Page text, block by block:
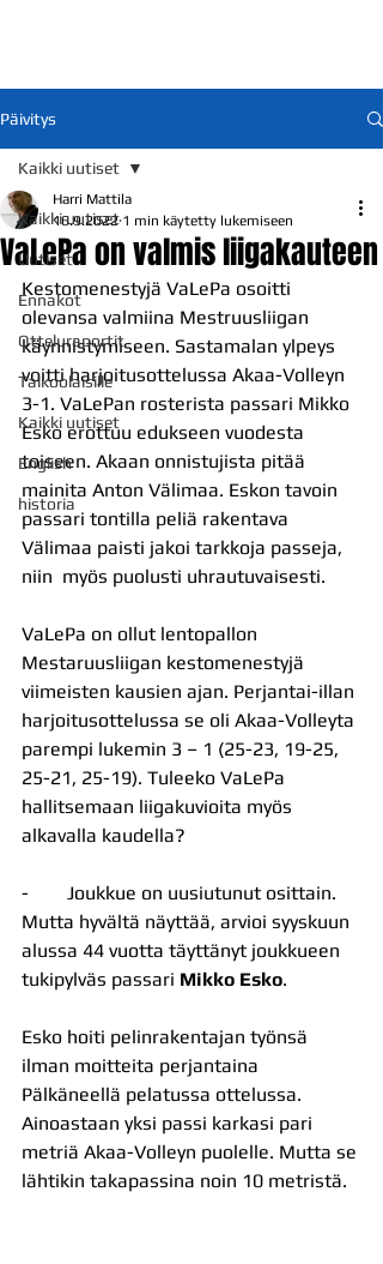
Päivitys
Kaikki uutiset
Uutiset
Ennakot
Otteluraportit
Talkoolaisille
Kaikki uutiset
English
historia
Kaikki uutiset
VaLePa on valmis liigakauteen
Harri Mattila
16.9.2022 1 min käytetty lukemiseen
Kestomenestyjä VaLePa osoitti
olevansa valmiina Mestruusliigan
käynnistymiseen. Sastamalan ylpeys
voitti harjoitusottelussa Akaa-Volleyn
3-1. VaLePan rosterista passari Mikko
Esko erottuu edukseen vuodesta
toiseen. Akaan onnistujista pitää
mainita Anton Välimaa. Eskon tavoin
passari tontilla peliä rakentava
Välimaa paisti jakoi tarkkoja passeja,
niin  myös puolusti uhrautuvaisesti.
VaLePa on ollut lentopallon
Mestaruusliigan kestomenestyjä
viimeisten kausien ajan. Perjantai-illan
harjoitusottelussa se oli Akaa-Volleyta
parempi lukemin 3 – 1 (25-23, 19-25,
25-21, 25-19). Tuleeko VaLePa
hallitsemaan liigakuvioita myös
alkavalla kaudella?
-        Joukkue on uusiutunut osittain.
Mutta hyvältä näyttää, arvioi syyskuun
alussa 44 vuotta täyttänyt joukkueen
tukipylväs passari Mikko Esko.
Esko hoiti pelinrakentajan työnsä
ilman moitteita perjantaina
Pälkäneellä pelatussa ottelussa.
Ainoastaan yksi passi karkasi pari
metriä Akaa-Volleyn puolelle. Mutta se
lähtikin takapassina noin 10 metristä.